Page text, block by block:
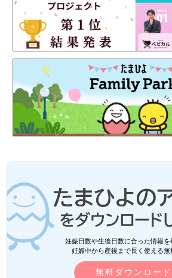
妊娠日数や生後日数に合った情報を
妊娠中から産後まで長く使える無
無料ダウンロード